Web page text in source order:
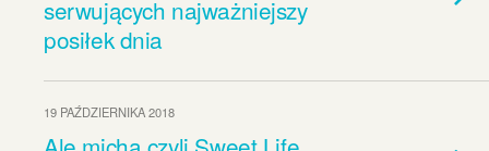
serwujących najważniejszy
posiłek dnia
19 PAŹDZIERNIKA 2018